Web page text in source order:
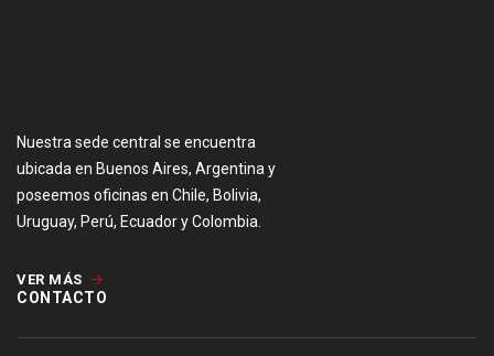
Nuestra sede central se encuentra
ubicada en Buenos Aires, Argentina y
poseemos oficinas en Chile, Bolivia,
Uruguay, Perú, Ecuador y Colombia.
VER MÁS
CONTACTO